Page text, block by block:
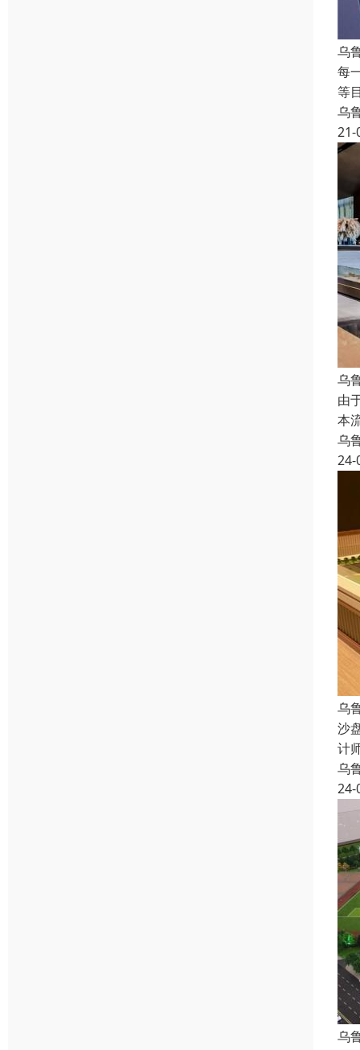
乌
每
等
乌
21-
乌
由
本
乌
24-
乌
沙
计
乌
24-
乌